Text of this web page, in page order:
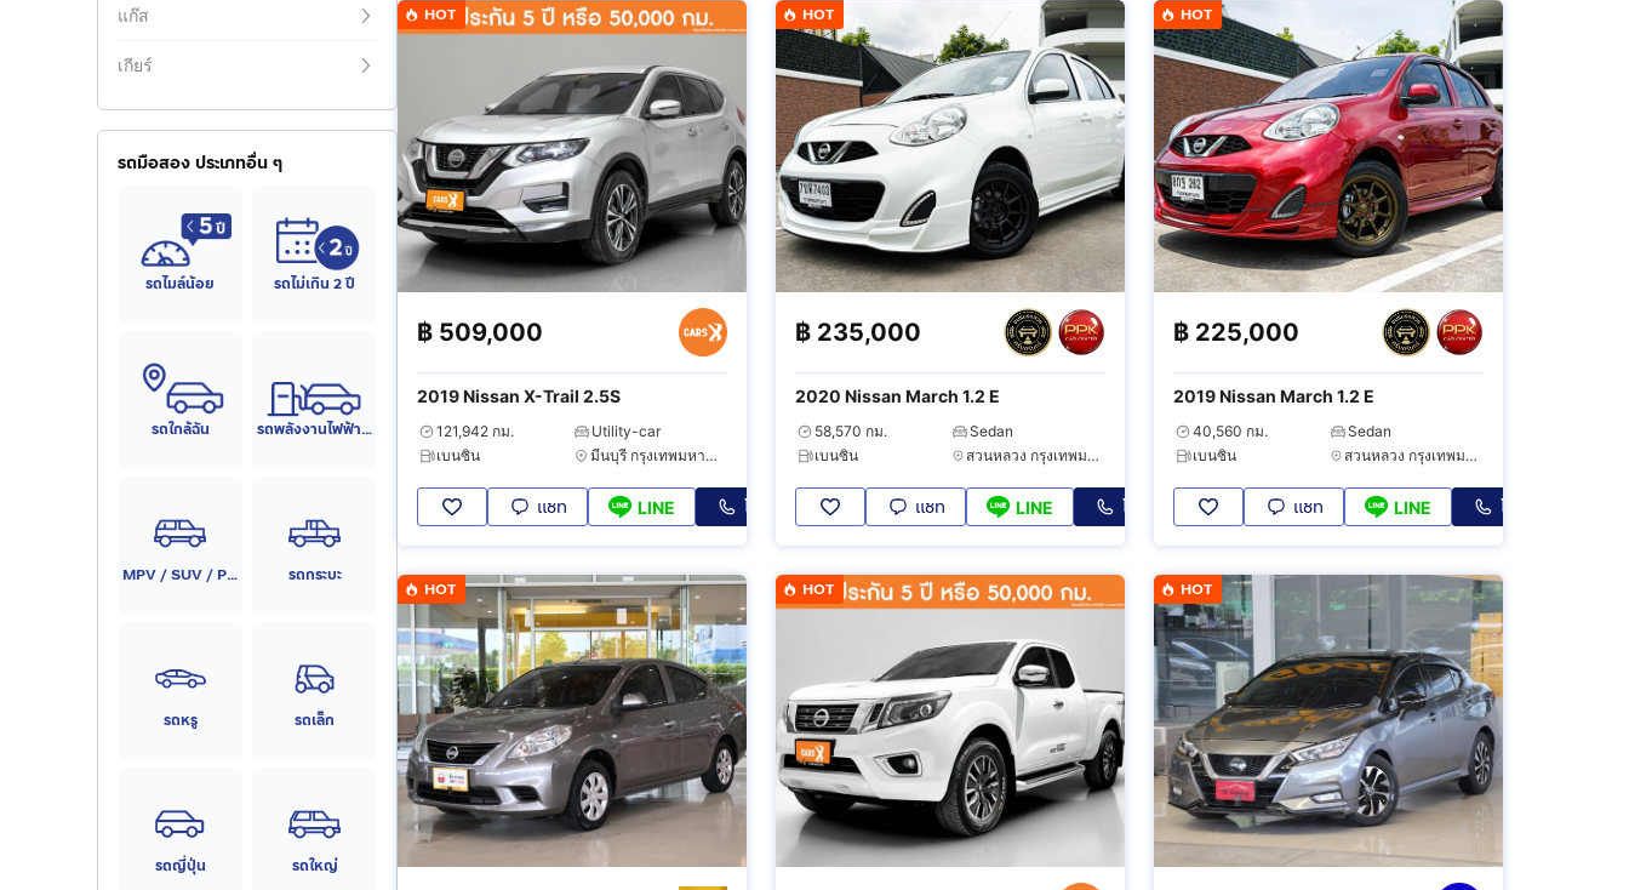
แก๊ส
เกียร์
รถมือสอง ประเภทอื่น ๆ
รถไมล์น้อย รถไม่เกิน 2 ปี
รถใกล้ฉัน รถพลังงานไฟฟ้า (EV)
MPV / SUV / PPV รถกระบะ
รถหรู รถเล็ก
รถญี่ปุ่น รถใหญ่
HOT
฿ 509,000
2019 Nissan X-Trail 2.5S
121,942 กม.
Utility-car
เบนซิน
มีนบุรี กรุงเทพมหานคร
แชท LINE โทร
HOT
฿ 235,000
2020 Nissan March 1.2 E
58,570 กม.
Sedan
เบนซิน
สวนหลวง กรุงเทพมหานคร
แชท LINE โทร
HOT
฿ 225,000
2019 Nissan March 1.2 E
40,560 กม.
Sedan
เบนซิน
สวนหลวง กรุงเทพมหานคร
แชท LINE โทร
HOT HOT HOT